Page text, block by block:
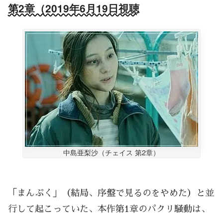
第2章（2019年6月19日視聴
中島亜梨沙（チェイス 第2章）
「まんぷく」（結局、序盤で見るのをやめた）と並
行して起こっていた、本作第1章のパクリ騒動は、